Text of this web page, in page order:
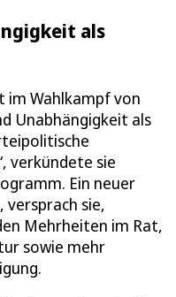
als
im Wahlkampf von
Unabhängigkeit als
verkündete sie
Ein neuer
versprach sie,
Mehrheiten im Rat,
sowie mehr